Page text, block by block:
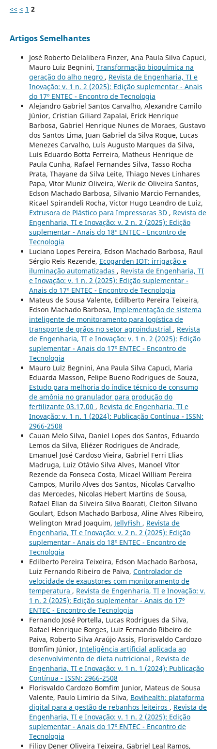
<< < 1 2
Artigos Semelhantes
José Roberto Delalibera Finzer, Ana Paula Silva Capuci,
Mauro Luiz Begnini, Transformação bioquímica na
geração do alho negro , Revista de Engenharia, TI e
Inovação: v. 1 n. 2 (2025): Edição suplementar - Anais
do 17º ENTEC - Encontro de Tecnologia
Alejandro Gabriel Santos Carvalho, Alexandre Camilo
Júnior, Cristian Giliard Zapalai, Erick Henrique
Barbosa, Gabriel Henrique Nunes de Moraes, Gustavo
dos Santos Lima, Juan Gabriel da Silva Roque, Lucas
Menezes Carvalho, Luís Augusto Marques da Silva,
Luís Eduardo Botta Ferreira, Matheus Henrique de
Paula Cunha, Rafael Fernandes Silva, Tasso Rocha
Prata, Thayane da Silva Leite, Thiago Neves Linhares
Papa, Vítor Muniz Oliveira, Werik de Oliveira Santos,
Edson Machado Barbosa, Silvanio Marcio Fernandes,
Ricael Spirandeli Rocha, Victor Hugo Leandro de Luiz,
Extrusora de Plástico para Impressoras 3D , Revista de
Engenharia, TI e Inovação: v. 2 n. 2 (2025): Edição
suplementar - Anais do 18º ENTEC - Encontro de
Tecnologia
Luciano Lopes Pereira, Edson Machado Barbosa, Raul
Sérgio Reis Rezende, Ecogarden IOT: irrigação e
iluminação automatizadas , Revista de Engenharia, TI
e Inovação: v. 1 n. 2 (2025): Edição suplementar -
Anais do 17º ENTEC - Encontro de Tecnologia
Mateus de Sousa Valente, Edilberto Pereira Teixeira,
Edson Machado Barbosa, Implementação de sistema
inteligente de monitoramento para logística de
transporte de grãos no setor agroindustrial , Revista
de Engenharia, TI e Inovação: v. 1 n. 2 (2025): Edição
suplementar - Anais do 17º ENTEC - Encontro de
Tecnologia
Mauro Luiz Begnini, Ana Paula Silva Capuci, Maria
Eduarda Masson, Felipe Bueno Rodrigues de Souza,
Estudo para melhoria do índice técnico de consumo
de amônia no granulador para produção do
fertilizante 03.17.00 , Revista de Engenharia, TI e
Inovação: v. 1 n. 1 (2024): Publicação Contínua - ISSN:
2966-2508
Cauan Melo Silva, Daniel Lopes dos Santos, Eduardo
Lemos da Silva, Eliézer Rodrigues de Andrade,
Emanuel José Cardoso Vieira, Gabriel Ferri Elias
Madruga, Luiz Otávio Silva Alves, Manoel Vítor
Rezende da Fonseca Costa, Micael William Pereira
Campos, Murilo Alves dos Santos, Nicolas Carvalho
das Mercedes, Nicolas Hebert Martins de Sousa,
Rafael Elian da Silveira Silva Boarati, Cleiton Silvano
Goulart, Edson Machado Barbosa, Aline Alves Ribeiro,
Welington Mrad Joaquim, JellyFish , Revista de
Engenharia, TI e Inovação: v. 2 n. 2 (2025): Edição
suplementar - Anais do 18º ENTEC - Encontro de
Tecnologia
Edilberto Pereira Teixeira, Edson Machado Barbosa,
Luiz Fernando Ribeiro de Paiva, Controlador de
velocidade de exaustores com monitoramento de
temperatura , Revista de Engenharia, TI e Inovação: v.
1 n. 2 (2025): Edição suplementar - Anais do 17º
ENTEC - Encontro de Tecnologia
Fernando José Portella, Lucas Rodrigues da Silva,
Rafael Henrique Borges, Luiz Fernando Ribeiro de
Paiva, Roberto Silva Araújo Assis, Florisvaldo Cardozo
Bomfim Júnior, Inteligência artificial aplicada ao
desenvolvimento de dieta nutricional , Revista de
Engenharia, TI e Inovação: v. 1 n. 1 (2024): Publicação
Contínua - ISSN: 2966-2508
Florisvaldo Cardozo Bomfim Junior, Mateus de Sousa
Valente, Paulo Limírio da Silva, Bovihealth: plataforma
digital para a gestão de rebanhos leiteiros , Revista de
Engenharia, TI e Inovação: v. 1 n. 2 (2025): Edição
suplementar - Anais do 17º ENTEC - Encontro de
Tecnologia
Filipy Dener Oliveira Teixeira, Gabriel Leal Ramos,